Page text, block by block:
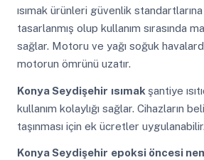
ısımak ürünleri güvenlik
tasarlanmış olup kullanım sırasında
sağlar. Motoru ve yağı soğuk
motorun ömrünü uzatır.
Konya Seydişehir ısımak şantiye
kullanım kolaylığı sağlar. Cihazların
taşınması için ek ücretler uygulanabilir.
Konya Seydişehir epoksi öncesi